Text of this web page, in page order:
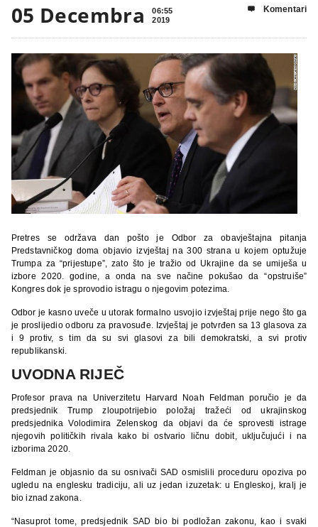
05 Decembra
06:55
2019
 Komentari
Pretres se održava dan pošto je Odbor za obavještajna pitanja
Predstavničkog doma objavio izvještaj na 300 strana u kojem optužuje
Trumpa za “prijestupe”, zato što je tražio od Ukrajine da se umiješa u
izbore 2020. godine, a onda na sve načine pokušao da “opstruiše”
Kongres dok je sprovodio istragu o njegovim potezima.
Odbor je kasno uveče u utorak formalno usvojio izvještaj prije nego što ga
je proslijedio odboru za pravosuđe. Izvještaj je potvrđen sa 13 glasova za
i 9 protiv, s tim da su svi glasovi za bili demokratski, a svi protiv
republikanski.
UVODNA RIJEČ
Profesor prava na Univerzitetu Harvard Noah Feldman poručio je da
predsjednik Trump zloupotrijebio položaj tražeći od ukrajinskog
predsjednika Volodimira Zelenskog da objavi da će sprovesti istrage
njegovih političkih rivala kako bi ostvario ličnu dobit, uključujući i na
izborima 2020.
Feldman je objasnio da su osnivači SAD osmislili proceduru opoziva po
ugledu na englesku tradiciju, ali uz jedan izuzetak: u Engleskoj, kralj je
bio iznad zakona.
“Nasuprot tome, predsjednik SAD bio bi podložan zakonu, kao i svaki